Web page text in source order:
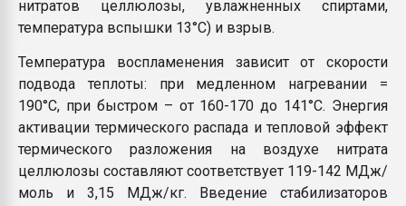
нитратов целлюлозы, увлажненных спиртами,
температура вспышки 13°С) и взрыв.
Температура воспламенения зависит от скорости
подвода теплоты: при медленном нагревании =
190°С, при быстром – от 160-170 до 141°С. Энергия
активации термического распада и тепловой эффект
термического разложения на воздухе нитрата
целлюлозы составляют соответствует 119-142 МДж/
моль и 3,15 МДж/кг. Введение стабилизаторов